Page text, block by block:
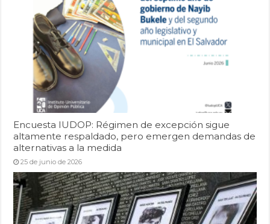
Encuesta IUDOP: Régimen de excepción sigue
altamente respaldado, pero emergen demandas de
alternativas a la medida
25 de junio de 2026